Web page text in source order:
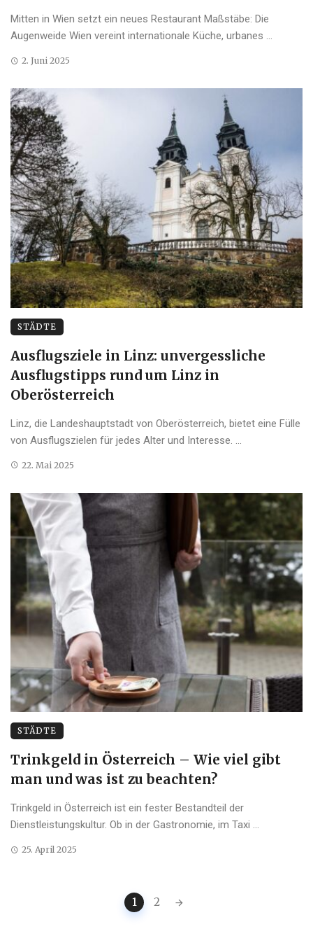
Mitten in Wien setzt ein neues Restaurant Maßstäbe: Die
Augenweide Wien vereint internationale Küche, urbanes ...
2. Juni 2025
STÄDTE
Ausflugsziele in Linz: unvergessliche
Ausflugstipps rund um Linz in
Oberösterreich
Linz, die Landeshauptstadt von Oberösterreich, bietet eine Fülle
von Ausflugszielen für jedes Alter und Interesse. ...
22. Mai 2025
STÄDTE
Trinkgeld in Österreich – Wie viel gibt
man und was ist zu beachten?
Trinkgeld in Österreich ist ein fester Bestandteil der
Dienstleistungskultur. Ob in der Gastronomie, im Taxi ...
25. April 2025
1 2